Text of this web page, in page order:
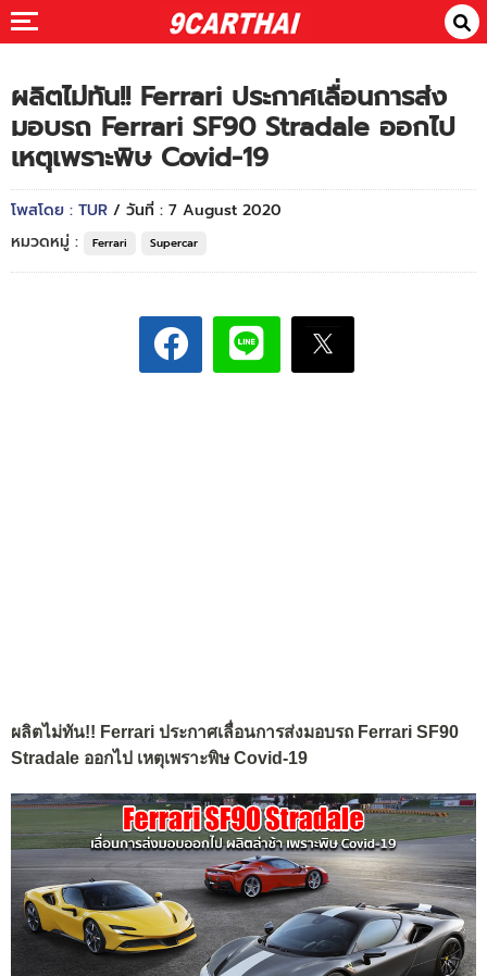
ผลิตไม่ทัน!! Ferrari ประกาศเลื่อนการส่ง
มอบรถ Ferrari SF90 Stradale ออกไป
เหตุเพราะพิษ Covid-19
โพสโดย : TUR / วันที่ : 7 August 2020
หมวดหมู่ :
Ferrari Supercar
ผลิตไม่ทัน!! Ferrari ประกาศเลื่อนการส่งมอบรถ Ferrari SF90
Stradale ออกไป เหตุเพราะพิษ Covid-19